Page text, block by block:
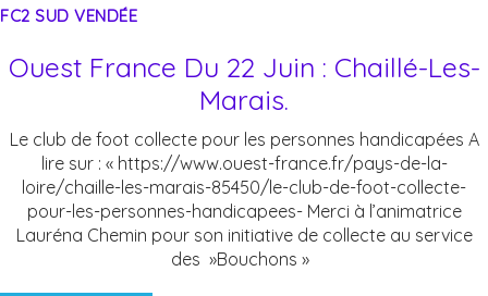
FC2 SUD VENDÉE
Ouest France Du 22 Juin : Chaillé-Les-
Marais.
Le club de foot collecte pour les personnes handicapées A
lire sur : « https://www.ouest-france.fr/pays-de-la-
loire/chaille-les-marais-85450/le-club-de-foot-collecte-
pour-les-personnes-handicapees- Merci à l’animatrice
Lauréna Chemin pour son initiative de collecte au service
des »Bouchons »